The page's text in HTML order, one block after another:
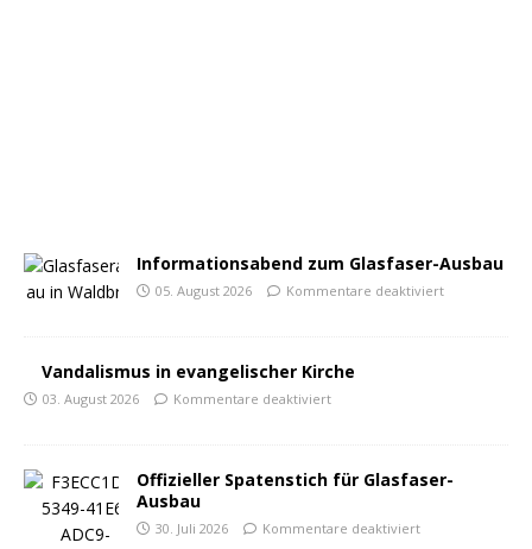
Informationsabend zum Glasfaser-Ausbau
05. August 2026 Kommentare deaktiviert
Vandalismus in evangelischer Kirche
03. August 2026 Kommentare deaktiviert
Offizieller Spatenstich für Glasfaser-
Ausbau
30. Juli 2026 Kommentare deaktiviert